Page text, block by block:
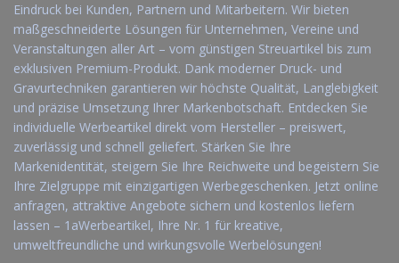
Eindruck bei Kunden, Partnern und Mitarbeitern. Wir bieten
maßgeschneiderte Lösungen für Unternehmen, Vereine und
Veranstaltungen aller Art – vom günstigen Streuartikel bis zum
exklusiven Premium-Produkt. Dank moderner Druck- und
Gravurtechniken garantieren wir höchste Qualität, Langlebigkeit
und präzise Umsetzung Ihrer Markenbotschaft. Entdecken Sie
individuelle Werbeartikel direkt vom Hersteller – preiswert,
zuverlässig und schnell geliefert. Stärken Sie Ihre
Markenidentität, steigern Sie Ihre Reichweite und begeistern Sie
Ihre Zielgruppe mit einzigartigen Werbegeschenken. Jetzt online
anfragen, attraktive Angebote sichern und kostenlos liefern
lassen – 1aWerbeartikel, Ihre Nr. 1 für kreative,
umweltfreundliche und wirkungsvolle Werbelösungen!